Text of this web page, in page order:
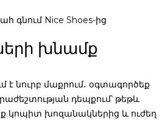
գնում Nice Shoes-ից
խնամք
նուրբ մաքրում․ օգտագործեք
դեպքում՝ թեթև
կոպիտ խոզանակներից և ուժեղ